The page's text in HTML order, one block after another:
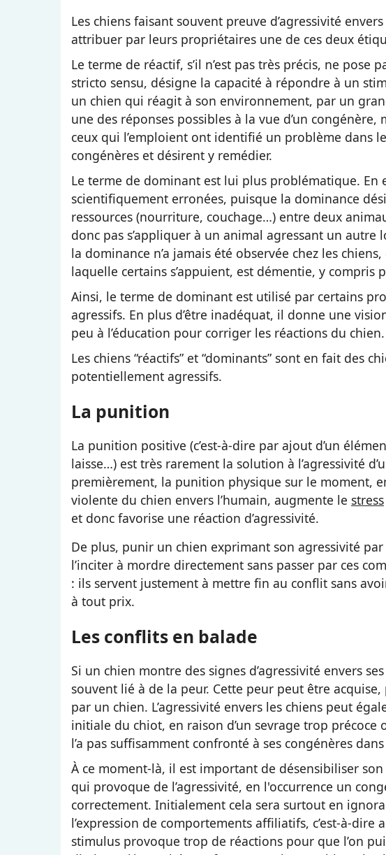
Les chiens faisant souvent preuve d’agressivité
attribuer par leurs propriétaires une de ces deux
Le terme de réactif, s’il n’est pas très précis, ne
stricto sensu, désigne la capacité à répondre à un
un chien qui réagit à son environnement, par un
une des réponses possibles à la vue d’un
ceux qui l’emploient ont identifié un problème dans
congénères et désirent y remédier.
Le terme de dominant est lui plus problématique. En
scientifiquement erronées, puisque la dominance
ressources (nourriture, couchage…) entre deux
donc pas s’appliquer à un animal agressant un
la dominance n’a jamais été observée chez les
laquelle certains s’appuient, est démentie, y compris
Ainsi, le terme de dominant est utilisé par certains
agressifs. En plus d’être inadéquat, il donne une
peu à l’éducation pour corriger les réactions du chien.
Les chiens “réactifs” et “dominants” sont en fait des
potentiellement agressifs.
La punition
La punition positive (c’est-à-dire par ajout d’un
laisse…) est très rarement la solution à l’agressivité
premièrement, la punition physique sur le moment,
violente du chien envers l’humain, augmente le stress
et donc favorise une réaction d’agressivité.
De plus, punir un chien exprimant son agressivité
l’inciter à mordre directement sans passer par ces
: ils servent justement à mettre fin au conflit sans
à tout prix.
Les conflits en balade
Si un chien montre des signes d’agressivité envers
souvent lié à de la peur. Cette peur peut être
par un chien. L’agressivité envers les chiens peut
initiale du chiot, en raison d’un sevrage trop
l’a pas suffisamment confronté à ses congénères
À ce moment-là, il est important de désensibiliser
qui provoque de l’agressivité, en l'occurrence un
correctement. Initialement cela sera surtout en
l’expression de comportements affiliatifs, c’est-à-
stimulus provoque trop de réactions pour que l’on